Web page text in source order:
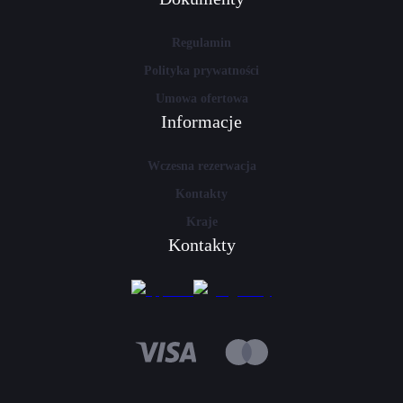
Regulamin
Polityka prywatności
Umowa ofertowa
Informacje
Wczesna rezerwacja
Kontakty
Kraje
Kontakty